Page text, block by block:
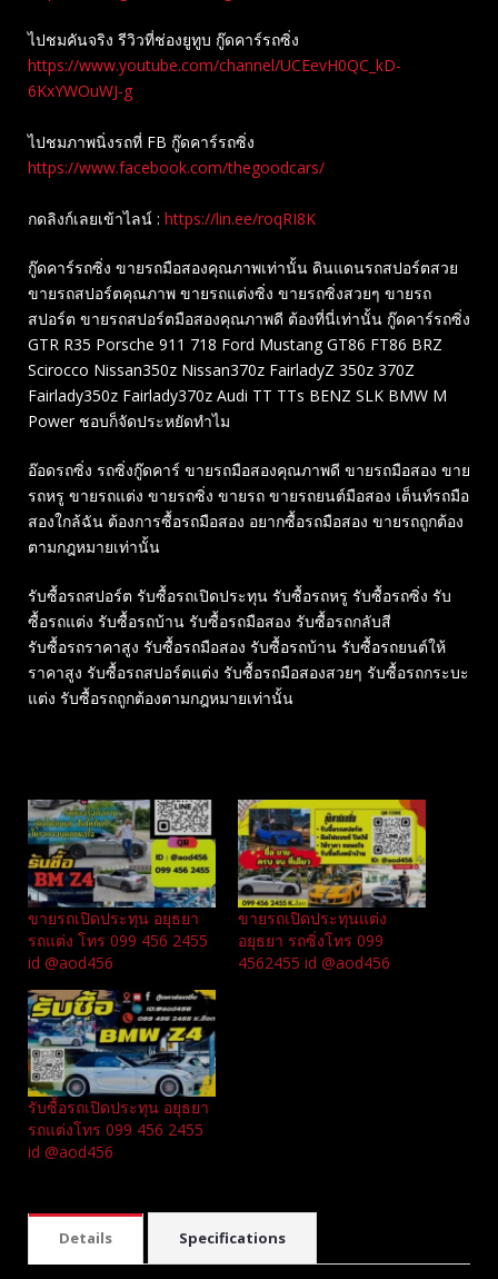
ไปชมคันจริง รีวิวที่ช่องยู​ทูบ​ กู๊ดคาร์รถซิ่ง
https://www.youtube.com/channel/UCEevH0QC_kD-
6KxYWOuWJ-g
ไปชมภาพนิ่งรถที่ FB กู๊ดคาร์รถซิ่ง
https://www.facebook.com/thegoodcars/
กดลิงก์เลยเข้าไลน์ : https://lin.ee/roqRI8K
กู๊ดคาร์รถซิ่ง ขายรถมือสองคุณภาพเท่านั้น ดินแดนรถสปอร์ตสวย
ขายรถสปอร์ตคุณภาพ ขายรถแต่งซิ่ง ขายรถซิ่งสวยๆ ขายรถ
สปอร์ต ขายรถสปอร์ตมือสองคุณภาพดี ต้องที่นี่เท่านั้น กู๊ดคาร์รถซิ่ง
GTR R35 Porsche 911 718 Ford Mustang GT86 FT86 BRZ
Scirocco Nissan350z Nissan370z FairladyZ 350z 370Z
Fairlady350z Fairlady370z Audi TT TTs BENZ SLK BMW M
Power ชอบก็จัดประหยัดทำไม
อ๊อดรถซิ่ง รถซิ่งกู๊ดคาร์ ขายรถมือสองคุณภาพดี ขายรถมือสอง ขาย
รถหรู ขายรถแต่ง ขายรถซิ่ง ขายรถ ขายรถยนต์มือสอง เต็นท์รถมือ
สองใกล้ฉัน ต้องการซื้อรถมือสอง อยากซื้อรถมือสอง ขายรถถูกต้อง
ตามกฎหมายเท่านั้น
รับซื้อรถสปอร์ต รับซื้อรถเปิดประทุน รับซื้อรถหรู รับซื้อรถซิ่ง รับ
ซื้อรถแต่ง รับซื้อรถบ้าน รับซื้อรถมือสอง รับซื้อรถกลับสี
รับซื้อรถราคาสูง รับซื้อรถมือสอง รับซื้อรถบ้าน รับซื้อรถยนต์ให้
ราคาสูง รับซื้อรถสปอร์ตแต่ง รับซื้อรถมือสองสวยๆ รับซื้อรถกระบะ
แต่ง รับซื้อรถถูกต้องตามกฎหมายเท่านั้น
ขายรถเปิดประทุน อยุธยา
รถแต่ง โทร 099 456 2455
id @aod456
ขายรถเปิดประทุนแต่ง
อยุธยา รถซิ่งโทร 099
4562455 id @aod456
รับซื้อรถเปิดประทุน อยุธยา
รถแต่งโทร 099 456 2455
id @aod456
Details Specifications